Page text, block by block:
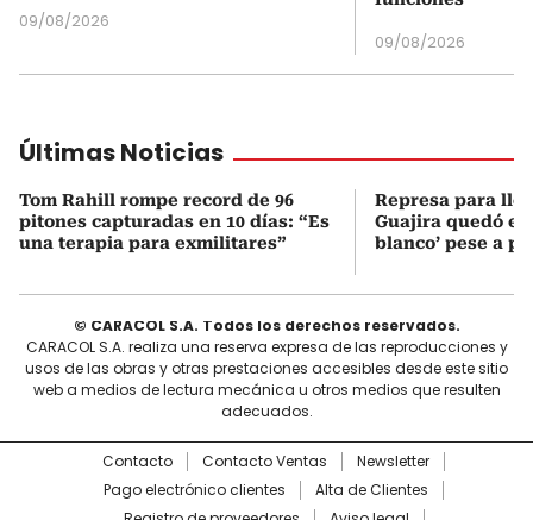
09/08/2026
09/08/2026
Últimas Noticias
Tom Rahill rompe record de 96
pitones capturadas en 10 días: “Es
una terapia para exmilitares”
Represa para
Guajira quedó en
blanco’ pese a
© CARACOL S.A. Todos los derechos reservados.
CARACOL S.A. realiza una reserva expresa de las reproducciones y
usos de las obras y otras prestaciones accesibles desde este sitio
web a medios de lectura mecánica u otros medios que resulten
adecuados.
Contacto Contacto Ventas
Newsletter
Pago electrónico clientes
Alta de Clientes